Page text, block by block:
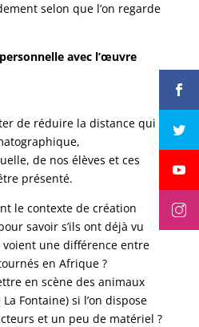
selon que l’on regarde
avec l’œuvre
de réduire la distance qui
de nos élèves et ces
présenté.
le contexte de création
savoir s’ils ont déjà vu
voient une différence entre
en Afrique ?
en scène des animaux
Fontaine) si l’on dispose
et un peu de matériel ?